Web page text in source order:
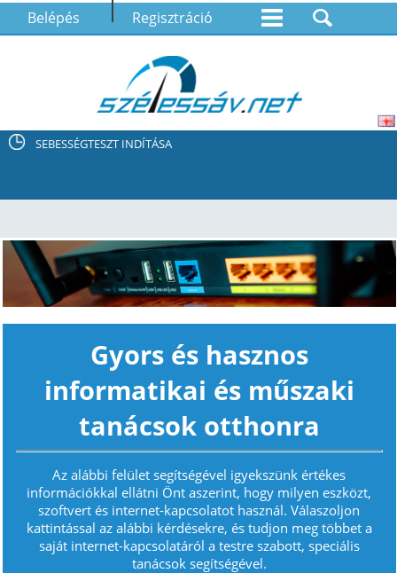
Belépés Regisztráció
SEBESSÉGTESZT INDÍTÁSA
Gyors és hasznos
informatikai és műszaki
tanácsok otthonra
Az alábbi felület segítségével igyekszünk értékes
információkkal ellátni Önt aszerint, hogy milyen eszközt,
szoftvert és internet-kapcsolatot használ. Válaszoljon
kattintással az alábbi kérdésekre, és tudjon meg többet a
saját internet-kapcsolatáról a testre szabott, speciális
tanácsok segítségével.